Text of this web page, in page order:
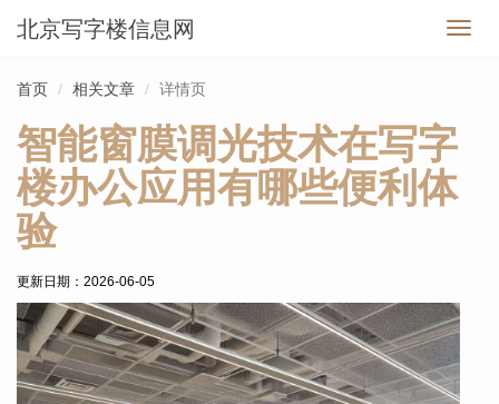
切
北京写字楼信息网
首页 相关文章 详情页
智能窗膜调光技术在写字
楼办公应用有哪些便利体
验
更新日期： 2026-06-05